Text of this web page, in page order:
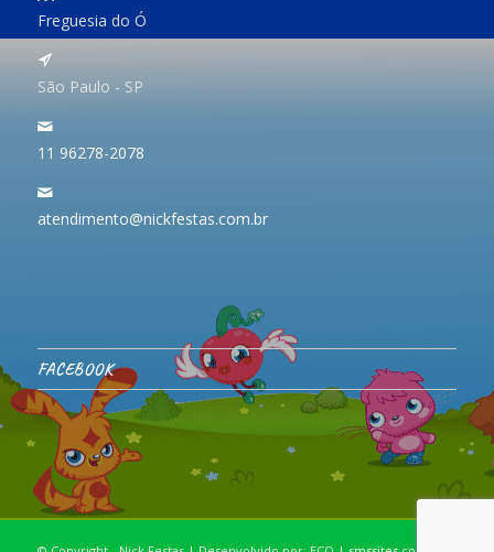
Freguesia do Ó
São Paulo - SP
11 96278-2078
atendimento@nickfestas.com.br
FACEBOOK